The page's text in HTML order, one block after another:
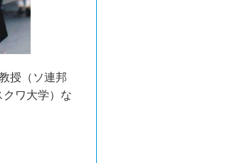
授（ソ連邦
ワ大学）な